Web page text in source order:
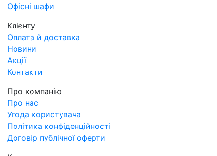
Офісні шафи
Клієнту
Оплата й доставка
Новини
Акції
Контакти
Про компанію
Про нас
Угода користувача
Політика конфіденційності
Договір публічної оферти